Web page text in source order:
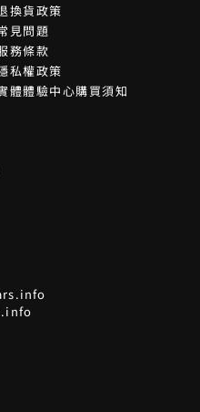
換貨政策
見問題
務條款
私權政策
體體驗中心購買須知